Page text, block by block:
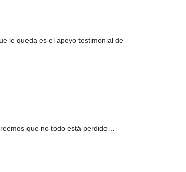
le queda es el apoyo testimonial de
que no todo está perdido…